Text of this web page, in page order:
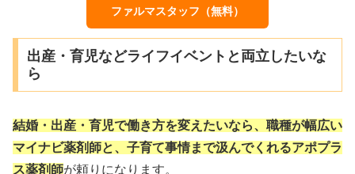
ファルマスタッフ（無料）
出産・育児などライフイベントと両立したいな
ら
結婚・出産・育児で働き方を変えたいなら、職種が幅広い
マイナビ薬剤師と、子育て事情まで汲んでくれるアポプラ
ス薬剤師が頼りになります。